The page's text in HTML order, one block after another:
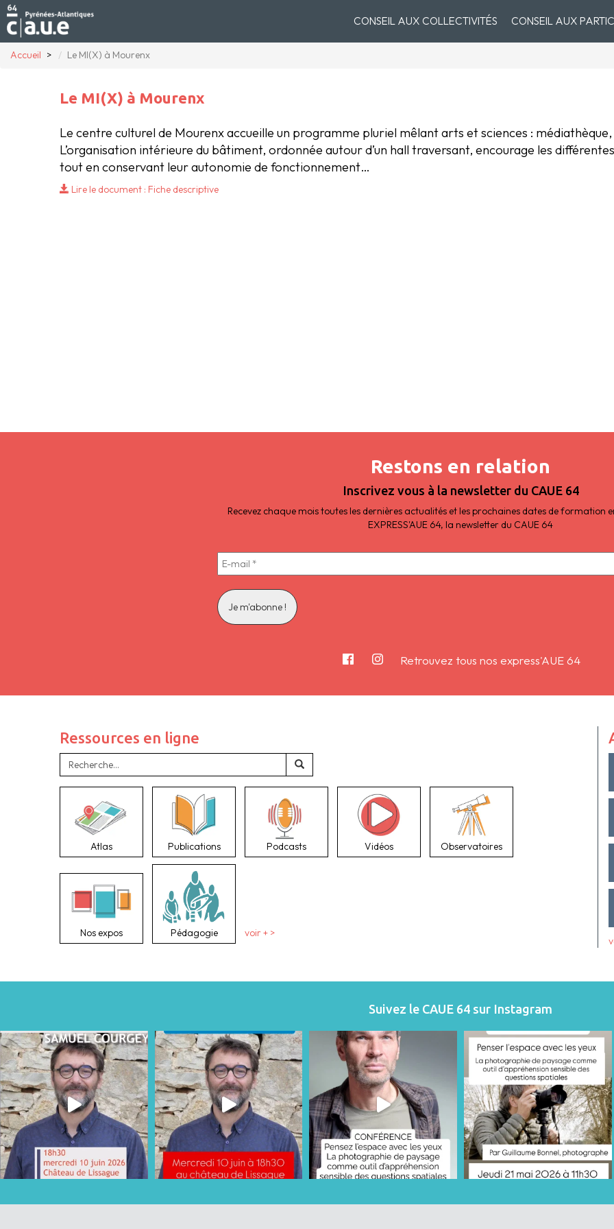
CONSEIL AUX COLLECTIVITÉS CONSEIL AUX
Accueil Le MI(X) à Mourenx
Le MI(X) à Mourenx
Le centre culturel de Mourenx accueille un programme pluriel mêlant arts et sciences :
L’organisation intérieure du bâtiment, ordonnée autour d’un hall traversant, encourage les
tout en conservant leur autonomie de fonctionnement…
Lire le document : Fiche descriptive
Restons en relation
Inscrivez vous à la newsletter du CAUE 64
Recevez chaque mois toutes les dernières actualités et les prochaines dates de formation
EXPRESS'AUE 64, la newsletter du CAUE 64
Retrouvez tous nos express'AUE 64
Ressources en ligne
Atlas Publications Podcasts Vidéos Observatoires
Nos expos Pédagogie voir + >
Suivez le CAUE 64 sur Instagram